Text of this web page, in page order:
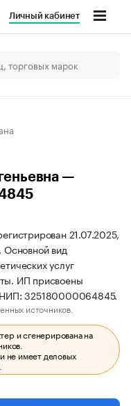
Личный кабинет
—
21.07.2025,
Основной вид
услуг
ИП присвоены
325180000064845.
источников.
и сгенерирована на
не имеет деловых